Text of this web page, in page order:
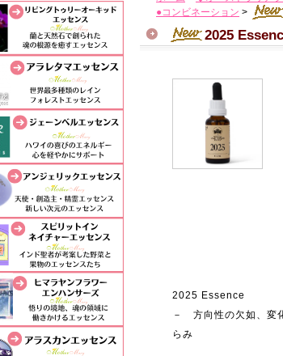
●コンビネーション >
2025
2025 Essence
－ 方向性の欠如、変
らみ